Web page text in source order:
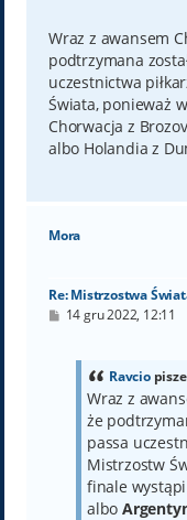
t
Wraz z awansem
podtrzymana
uczestnictwa
Świata, ponieważ
Chorwacja z
albo Holandia z
Mora
Re: Mistrzostwa
P14 gru 2022, 12:11
Ravcio
Wraz z
że
passa
Mistrzostw
finale
albo